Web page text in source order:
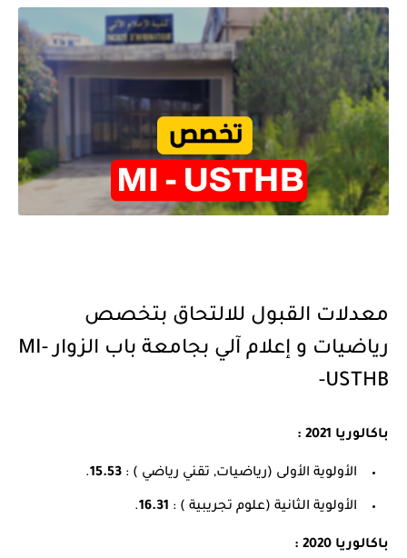
معدلات القبول للالتحاق بتخصص
رياضيات و إعلام آلي بجامعة باب الزوار -MI
USTHB-
باكالوريا 2021 :
الأولوية الأولى (رياضيات, تقني رياضي ) : 15.53
.
الأولوية الثانية (علوم تجريبية ) : 16.31
.
باكالوريا 2020 :